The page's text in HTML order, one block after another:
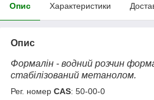
Опис Характеристики
Опис
Формалін - водний розчин
стабілізований метанолом.
Рег. номер CAS: 50-00-0